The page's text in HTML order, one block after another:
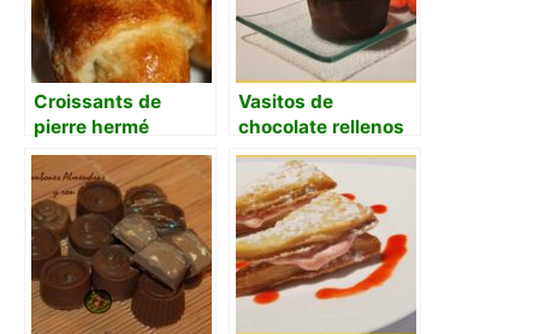
Croissants de
pierre hermé
Vasitos de
chocolate rellenos
de mousse de
fresas Tagada